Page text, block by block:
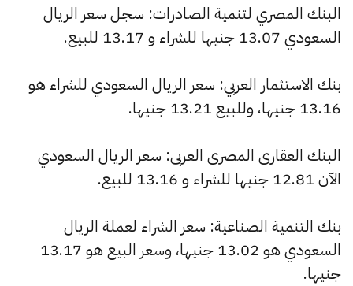
البنك المصري لتنمية الصادرات: سجل سعر الريال
السعودي 13.07 جنيها للشراء و 13.17 للبيع.
بنك الاستثمار العربي: سعر الريال السعودي للشراء هو
13.16 جنيها، وللبيع 13.21 جنيها.
البنك العقارى المصرى العربى: سعر الريال السعودي
الآن 12.81 جنيها للشراء و 13.16 للبيع.
بنك التنمية الصناعية: سعر الشراء لعملة الريال
السعودي هو 13.02 جنيها، وسعر البيع هو 13.17
جنيها.